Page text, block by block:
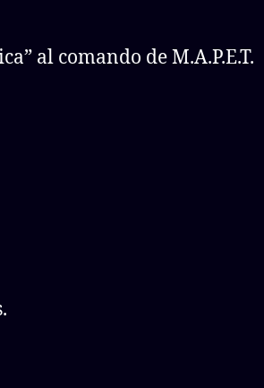
al comando de M.A.P.E.T.